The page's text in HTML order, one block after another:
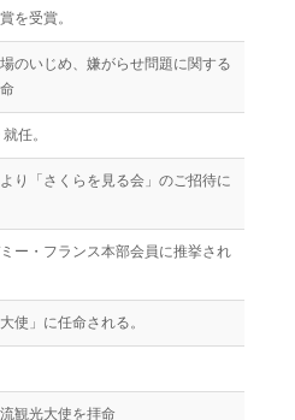
を受賞。
のいじめ、嫌がらせ問題に関する
任。
り「さくらを見る会」のご招待に
ー・フランス本部会員に推挙され
使」に任命される。
観光大使を拝命